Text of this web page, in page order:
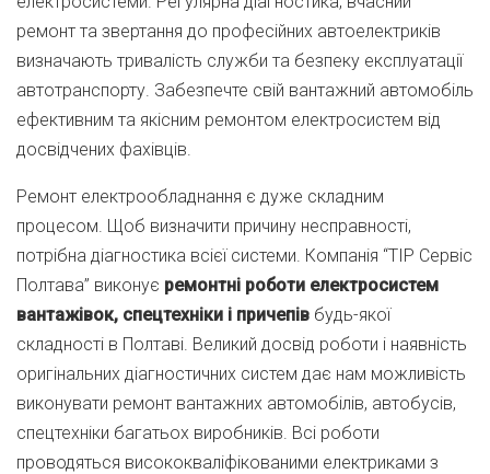
ремонт та звертання до професійних автоелектриків
визначають тривалість служби та безпеку експлуатації
автотранспорту. Забезпечте свій вантажний автомобіль
ефективним та якісним ремонтом електросистем від
досвідчених фахівців.
Ремонт електрообладнання є дуже складним
процесом. Щоб визначити причину несправності,
потрібна діагностика всієї системи. Компанія “ТІР Сервіс
Полтава” виконує ремонтні роботи електросистем
вантажівок, спецтехніки і причепів будь-якої
складності в Полтаві. Великий досвід роботи і наявність
оригінальних діагностичних систем дає нам можливість
виконувати ремонт вантажних автомобілів, автобусів,
спецтехніки багатьох виробників. Всі роботи
проводяться висококваліфікованими електриками з